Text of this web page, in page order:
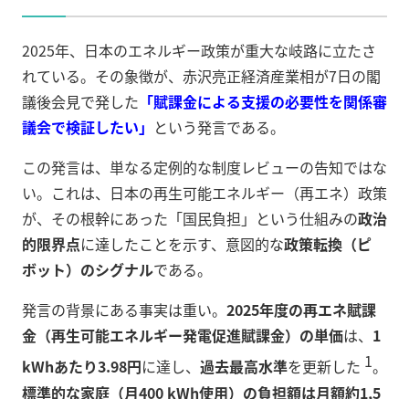
2025年、日本のエネルギー政策が重大な岐路に立たさ
れている。その象徴が、赤沢亮正経済産業相が7日の閣
議後会見で発した 「賦課金による支援の必要性を関係審
議会で検証したい」 という発言である。
この発言は、単なる定例的な制度レビューの告知ではな
い。これは、日本の再生可能エネルギー（再エネ）政策
が、その根幹にあった「国民負担」という仕組みの政治
的限界点に達したことを示す、意図的な政策転換（ピ
ボット）のシグナルである。
発言の背景にある事実は重い。 2025年度の再エネ賦課
金（再生可能エネルギー発電促進賦課金）の単価は、 1
kWhあたり3.98円に達し、 過去最高水準を更新した 1。
標準的な家庭（月400 kWh使用）の負担額は月額約1,5